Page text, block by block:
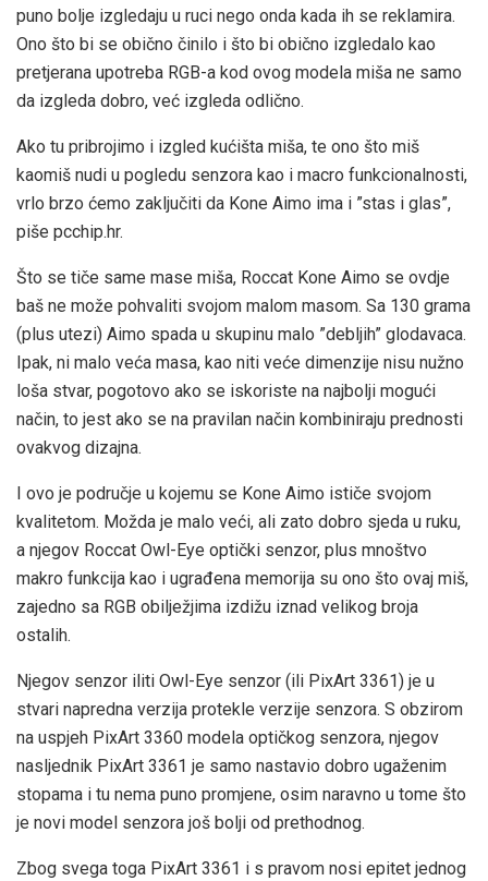
puno bolje izgledaju u ruci nego onda kada ih se reklamira.
Ono što bi se obično činilo i što bi obično izgledalo kao
pretjerana upotreba RGB-a kod ovog modela miša ne samo
da izgleda dobro, već izgleda odlično.
Ako tu pribrojimo i izgled kućišta miša, te ono što miš
kaomiš nudi u pogledu senzora kao i macro funkcionalnosti,
vrlo brzo ćemo zaključiti da Kone Aimo ima i ”stas i glas”,
piše pcchip.hr.
Što se tiče same mase miša, Roccat Kone Aimo se ovdje
baš ne može pohvaliti svojom malom masom. Sa 130 grama
(plus utezi) Aimo spada u skupinu malo ”debljih” glodavaca.
Ipak, ni malo veća masa, kao niti veće dimenzije nisu nužno
loša stvar, pogotovo ako se iskoriste na najbolji mogući
način, to jest ako se na pravilan način kombiniraju prednosti
ovakvog dizajna.
I ovo je područje u kojemu se Kone Aimo ističe svojom
kvalitetom. Možda je malo veći, ali zato dobro sjeda u ruku,
a njegov Roccat Owl-Eye optički senzor, plus mnoštvo
makro funkcija kao i ugrađena memorija su ono što ovaj miš,
zajedno sa RGB obilježjima izdižu iznad velikog broja
ostalih.
Njegov senzor iliti Owl-Eye senzor (ili PixArt 3361) je u
stvari napredna verzija protekle verzije senzora. S obzirom
na uspjeh PixArt 3360 modela optičkog senzora, njegov
nasljednik PixArt 3361 je samo nastavio dobro ugaženim
stopama i tu nema puno promjene, osim naravno u tome što
je novi model senzora još bolji od prethodnog.
Zbog svega toga PixArt 3361 i s pravom nosi epitet jednog